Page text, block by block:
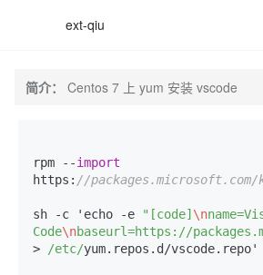
ext-qiu
简介： Centos 7 上 yum 安装 vscode
rpm --import
https: //packages.microsoft.com/
sh -c 'echo -e "[code] \n
Code\nbaseurl=https://
>
/etc/yum.repos.d /vscode.repo'